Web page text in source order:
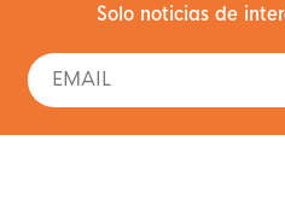
Solo noticias de